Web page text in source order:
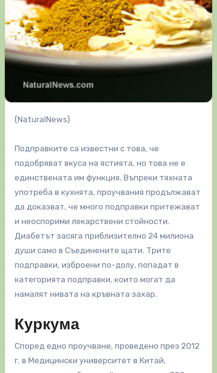
(NaturalNews)
Подправките са известни с това, че
подобряват вкуса на ястията, но това не е
единствената им функция. Въпреки тяхната
употреба в кухнята, проучвания продължават
да доказват, че много подправки притежават
и неоспорими лекарствени стойности.
Диабетът засяга приблизително 24 милиона
души само в Съединените щати. Трите
подправки, изброени по-долу, попадат в
категорията подправки, които могат да
намалят нивата на кръвната захар.
Куркума
Според едно проучване, проведено през 2012
г. в Медицински университет в Китай,